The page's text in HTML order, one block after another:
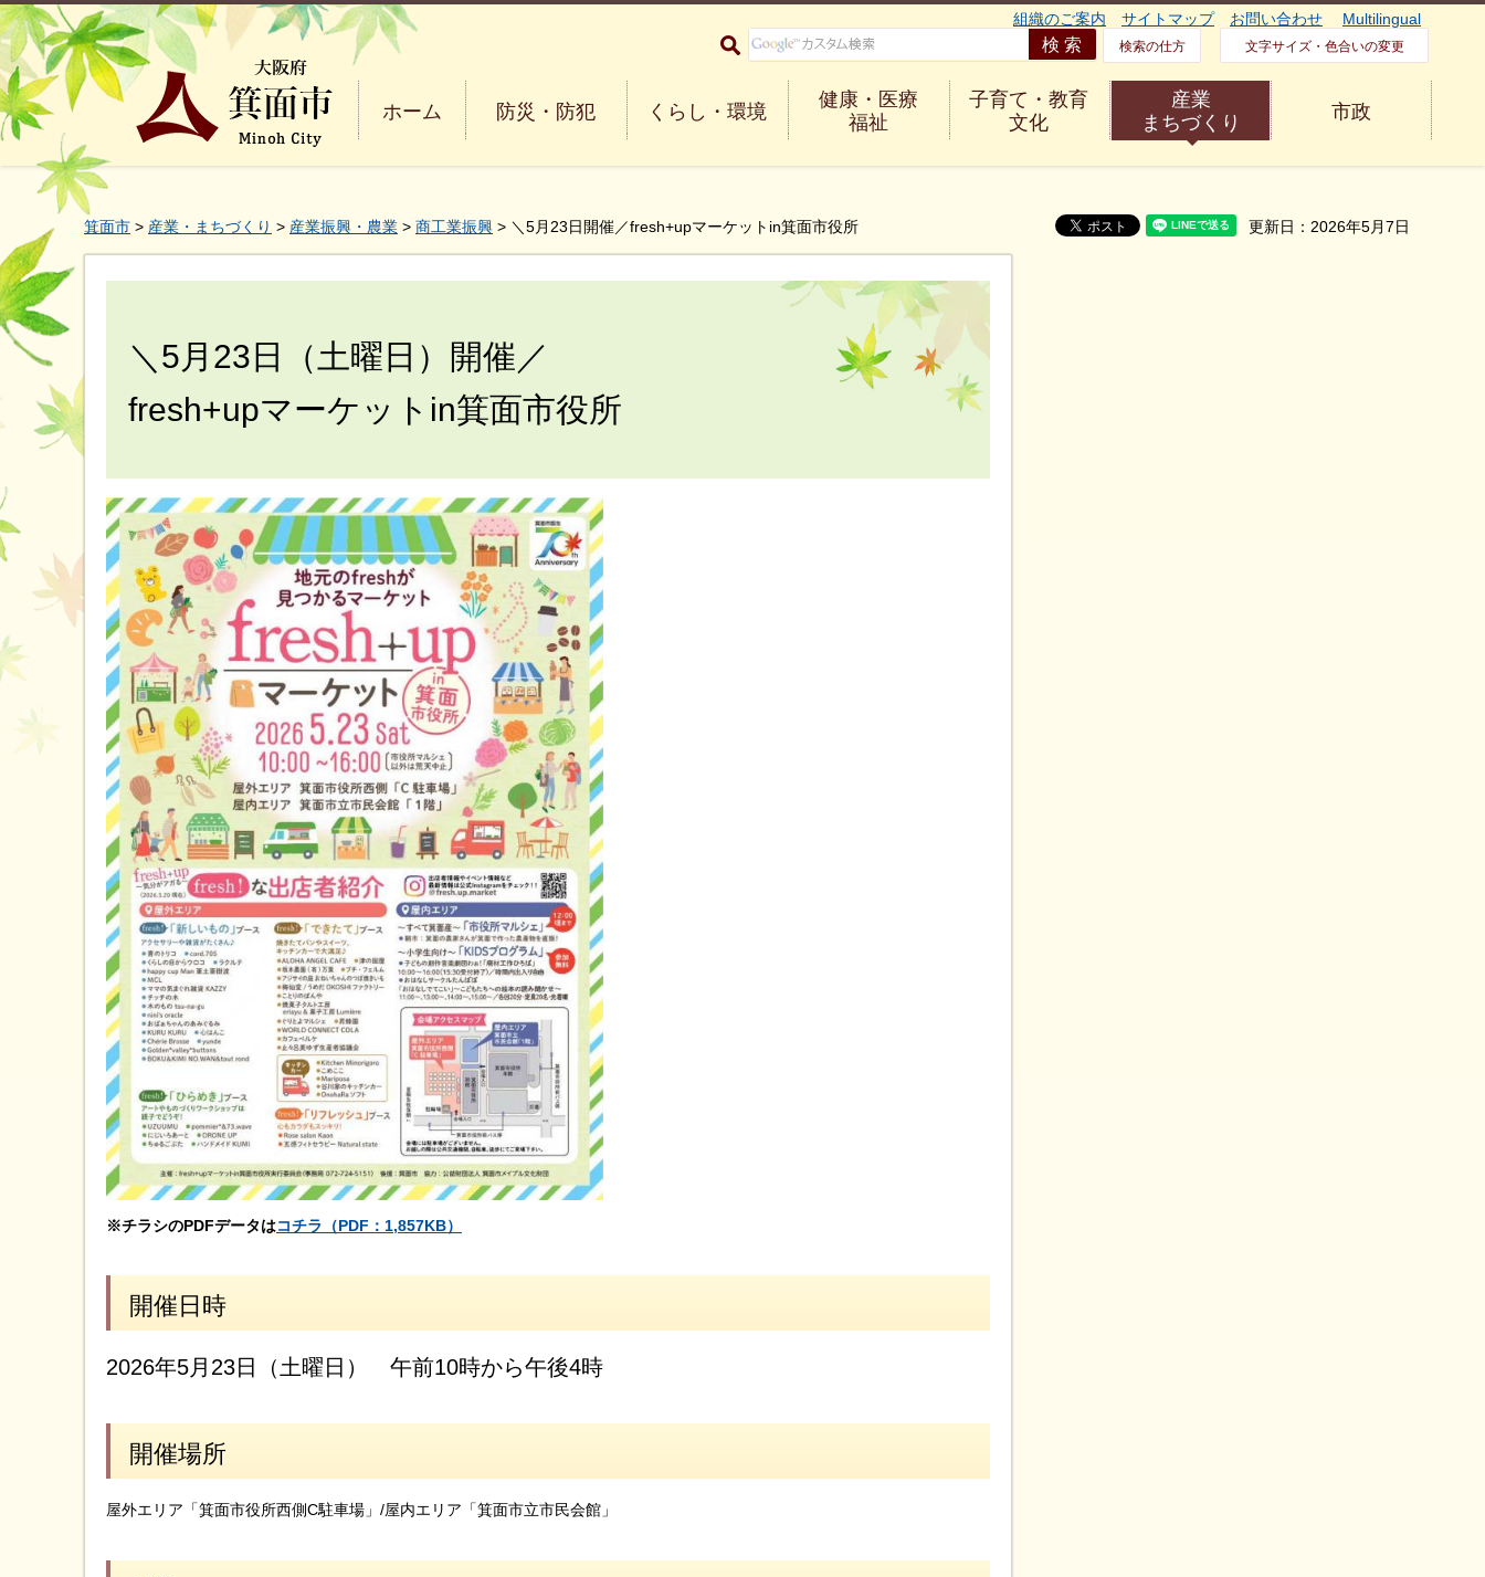
大阪府箕面市 Minoh City
組織のご案内 サイトマップ お問い合わせ Multilingual
検索の仕方 文字サイズ・色合いの変更
ホーム 防災・防犯 くらし・環境
健康・医療
福祉
子育て・教育
文化
産業
まちづくり
市政
箕面市 > 産業・まちづくり > 産業振興・農業 > 商工業振興 > ＼5月23日開催／fresh+upマーケットin箕面市役所 更新日：2026年5月7日
＼5月23日（土曜日）開催／
fresh+upマーケットin箕面市役所
※チラシのPDFデータはコチラ（PDF：1,857KB）
開催日時
2026年5月23日（土曜日） 午前10時から午後4時
開催場所
屋外エリア「箕面市役所西側C駐車場」/屋内エリア「箕面市立市民会館」